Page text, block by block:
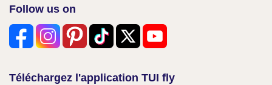
Follow us on
Téléchargez l'application TUI fly